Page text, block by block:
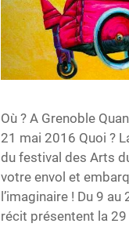
Où ? A Grenoble
21 mai 2016 Quoi ?
du festival des Arts
votre envol et
l’imaginaire ! Du 9
récit présentent la